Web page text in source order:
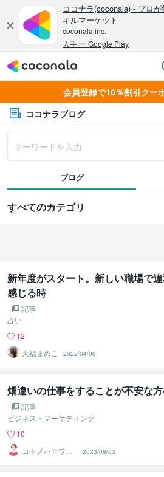
会員登録で10％割引クー
ココナラブログ
ブログ
すべてのカテゴリ
新年度がスタート。新しい職場で
感じる時
記事
占い
12
大福まめこ
2022/04/08
畑違いの仕事をすることが不安な
記事
ビジネス・マーケティング
10
コトノハ☆ワー
カーズサポータ
ー
2023/09/03